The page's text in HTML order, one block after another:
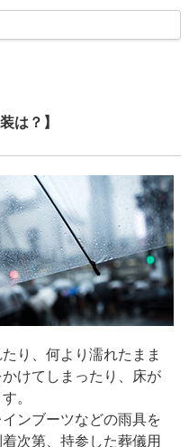
は？】
り、何より濡れたまま
けてしまったり、床が
。
ンブーツなどの雨具を
次第、持参した葬儀用